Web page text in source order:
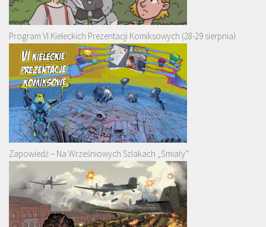
Program VI Kieleckich Prezentacji Komiksowych (28-29 sierpnia)
Zapowiedź – Na Wrześniowych Szlakach „Śmiały”